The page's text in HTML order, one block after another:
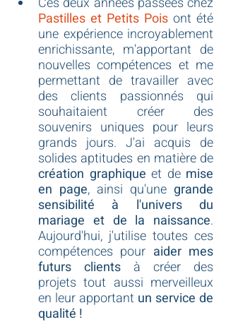
Pastilles et Petits Pois ont été
une expérience incroyablement
enrichissante, m'apportant de
nouvelles compétences et me
permettant de travailler avec
des clients passionnés qui
souhaitaient créer des
souvenirs uniques pour leurs
grands jours. J'ai acquis de
création graphique et de mise
en page, ainsi qu'une grande
sensibilité à l'univers du
mariage et de la naissance.
Aujourd'hui, j'utilise toutes ces
compétences pour aider mes
futurs clients à créer des
projets tout aussi merveilleux
en leur apportant un service de
qualité !